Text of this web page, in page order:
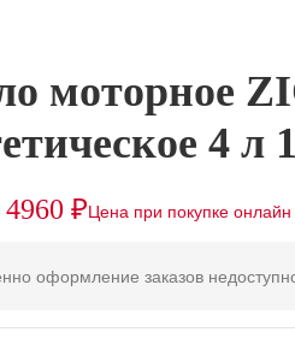
моторное
4 л
4960 ₽
оформление заказов